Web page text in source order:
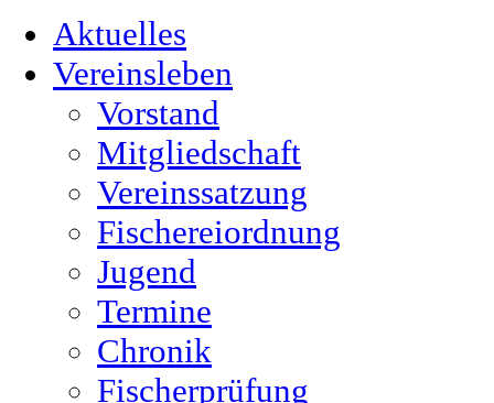
Aktuelles
Vereinsleben
Vorstand
Mitgliedschaft
Vereinssatzung
Fischereiordnung
Jugend
Termine
Chronik
Fischerprüfung